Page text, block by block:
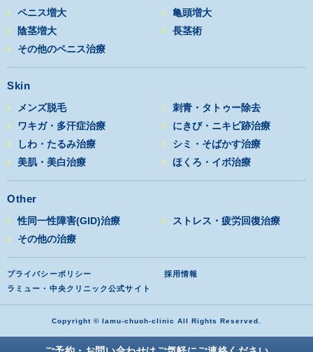
ペニス増大
亀頭増大
陰茎増大
長茎術
その他のペニス治療
Skin
メンズ脱毛
刺青・タトゥー除去
ワキガ・多汗症治療
にきび・ニキビ跡治療
しわ・たるみ治療
シミ・そばかす治療
美肌・美白治療
ほくろ・イボ治療
Other
性同一性障害(GID)治療
ストレス・疲労回復治療
その他の治療
プライバシーポリシー
採用情報
ラミュー・中央クリニック公式サイト
Copyright © lamu-chuoh-clinic All Rights Reserved.